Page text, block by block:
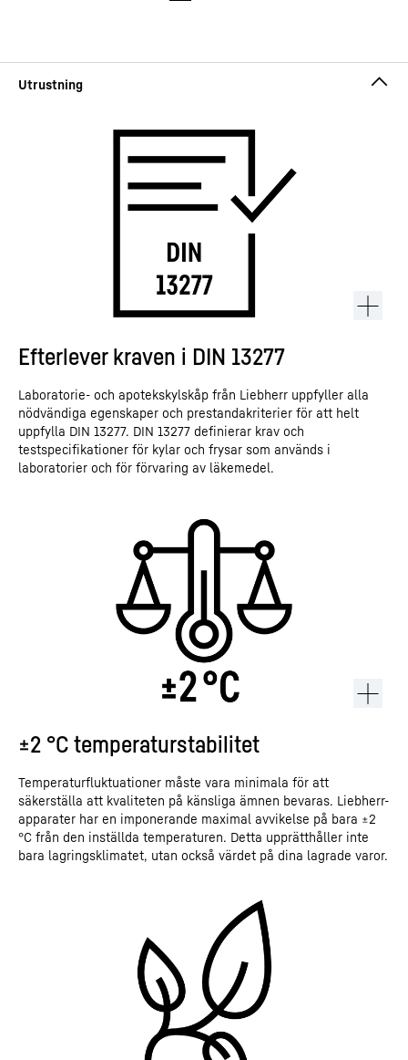
Efterlever kraven i DIN 13277
Laboratorie- och apotekskylskåp från Liebherr uppfyller alla
nödvändiga egenskaper och prestandakriterier för att helt
uppfylla DIN 13277. DIN 13277 definierar krav och
testspecifikationer för kylar och frysar som används i
laboratorier och för förvaring av läkemedel.
±2 °C temperaturstabilitet
Temperaturfluktuationer måste vara minimala för att
säkerställa att kvaliteten på känsliga ämnen bevaras. Liebherr-
apparater har en imponerande maximal avvikelse på bara ±2
°C från den inställda temperaturen. Detta upprätthåller inte
bara lagringsklimatet, utan också värdet på dina lagrade varor.